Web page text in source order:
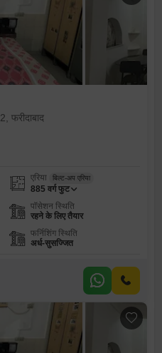
फरीदाबाद
एरिया बिल्ट-अप एरिया
885 वर्ग फुट
पॉसेशन स्थिति
रहने के लिए तैयार
फर्निशिंग स्थिति
अर्ध-सुसज्जित